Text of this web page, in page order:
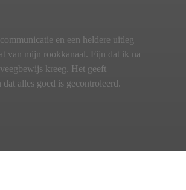
en een heldere uitleg
van mijn rookkanaal. Fijn dat ik na
kreeg. Het geeft
alles goed is gecontroleerd.